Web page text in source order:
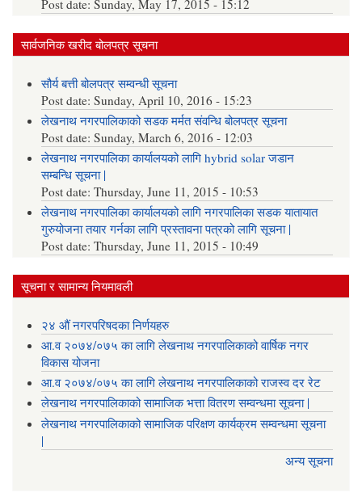
Post date:Sunday, May 17, 2015 - 15:12
सार्वजनिक खरीद बोलपत्र सूचना
सौर्य बत्ती बोलपत्र सम्वन्धी सूचना
Post date:Sunday, April 10, 2016 - 15:23
लेखनाथ नगरपालिकाको सडक मर्मत संवन्धि बोलपत्र सूचना
Post date:Sunday, March 6, 2016 - 12:03
लेखनाथ नगरपालिका कार्यालयको लागि hybrid solar जडान
सम्बन्धि सूचना |
Post date:Thursday, June 11, 2015 - 10:53
लेखनाथ नगरपालिका कार्यालयको लागि नगरपालिका सडक यातायात
गुरुयोजना तयार गर्नका लागि प्रस्तावना पत्रको लागि सूचना |
Post date:Thursday, June 11, 2015 - 10:49
सूचना र सामान्य नियमावली
२४ औं नगरपरिषदका निर्णयहरु
आ.व २०७४/०७५ का लागि लेखनाथ नगरपालिकाको वार्षिक नगर
विकास योजना
आ.व २०७४/०७५ का लागि लेखनाथ नगरपालिकाको राजस्व दर रेट
लेखनाथ नगरपालिकाको सामाजिक भत्ता वितरण सम्वन्धमा सूचना |
लेखनाथ नगरपालिकाको सामाजिक परिक्षण कार्यक्रम सम्वन्धमा सूचना
|
अन्य सूचना